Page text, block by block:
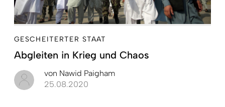
GESCHEITERTER STAAT
Abgleiten in Krieg und Chaos
von Nawid Paigham
25.08.2020